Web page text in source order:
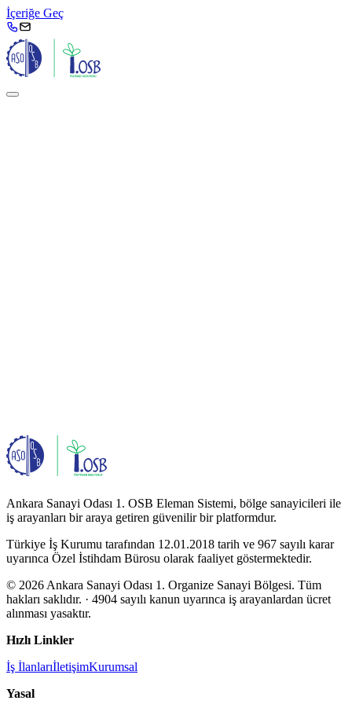
İçeriğe Geç
Ankara Sanayi Odası 1. OSB Eleman Sistemi, bölge sanayicileri ile
iş arayanları bir araya getiren güvenilir bir platformdur.
Türkiye İş Kurumu tarafından 12.01.2018 tarih ve 967 sayılı karar
uyarınca Özel İstihdam Bürosu olarak faaliyet göstermektedir.
© 2026 Ankara Sanayi Odası 1. Organize Sanayi Bölgesi. Tüm
hakları saklıdır. · 4904 sayılı kanun uyarınca iş arayanlardan ücret
alınması yasaktır.
Hızlı Linkler
İş İlanlarıİletişimKurumsal
Yasal